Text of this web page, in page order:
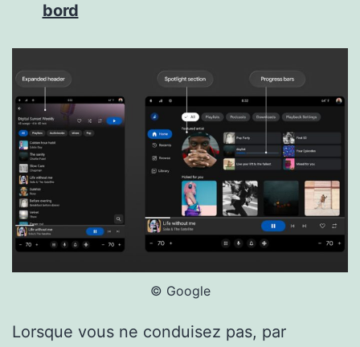
bord
© Google
Lorsque vous ne conduisez pas, par